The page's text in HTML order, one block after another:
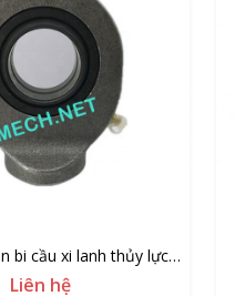
bi cầu xi lanh thủy lực
GK50
Liên hệ